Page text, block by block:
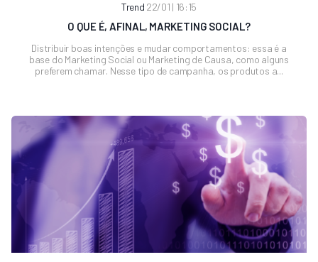
Trend 22/01 | 16:15
O QUE É, AFINAL, MARKETING SOCIAL?
Distribuir boas intenções e mudar comportamentos: essa é a
base do Marketing Social ou Marketing de Causa, como alguns
preferem chamar. Nesse tipo de campanha, os produtos a...